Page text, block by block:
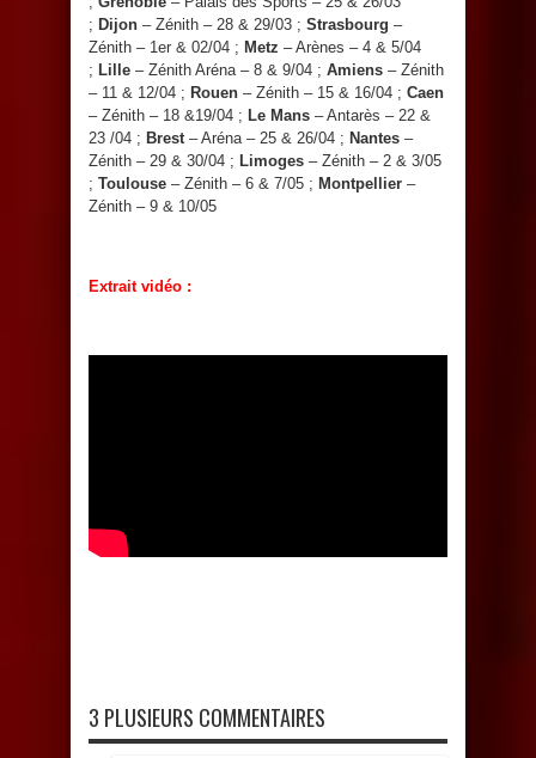
; Dijon – Zénith – 28 & 29/03 ; Strasbourg –
Zénith – 1er & 02/04 ; Metz – Arènes – 4 & 5/04
; Lille – Zénith Aréna – 8 & 9/04 ; Amiens – Zénith
– 11 & 12/04 ; Rouen – Zénith – 15 & 16/04 ; Caen
– Zénith – 18 &19/04 ; Le Mans – Antarès – 22 &
23 /04 ; Brest – Aréna – 25 & 26/04 ; Nantes –
Zénith – 29 & 30/04 ; Limoges – Zénith – 2 & 3/05
; Toulouse – Zénith – 6 & 7/05 ; Montpellier –
Zénith – 9 & 10/05
Extrait vidéo :
3 PLUSIEURS COMMENTAIRES